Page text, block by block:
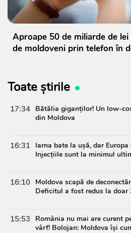
Aproape 50 de miliarde de
de moldoveni prin telefon în
Toate știrile
17:34 Bătălia giganților! Un low-
din Moldova
16:31 Iarna bate la ușă, dar
Injecțiile sunt la minimul
16:10 Moldova scapă de
Deficitul a fost redus la doar
15:53
România nu mai are curent
vârf! Bolojan: Moldova își